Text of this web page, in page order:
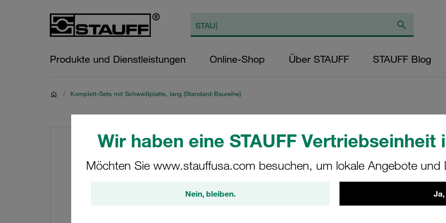
Wir haben eine STAUFF Vertriebseinheit
Möchten Sie www.stauffusa.com besuchen, um lokale Angebote und
Nein, bleiben.
Produkte und Dienstleistungen Online-Shop Über STAUFF STAUFF Blog
/ Komplett-Sets mit Schweißplatte, lang (Standard-Baureihe)
Komplettschelle
Ø12mm
Vorspannung
Schlitzschraube
SPV-112-PP-LI-M-